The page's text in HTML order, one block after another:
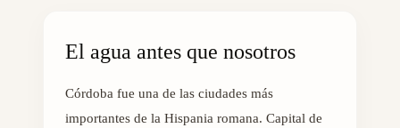
El agua antes que nosotros
Córdoba fue una de las ciudades más
importantes de la Hispania romana. Capital de